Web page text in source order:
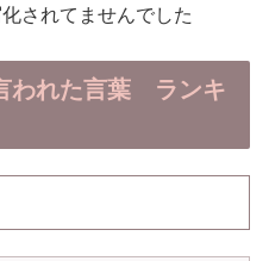
されてませんでした
われた言葉 ランキ